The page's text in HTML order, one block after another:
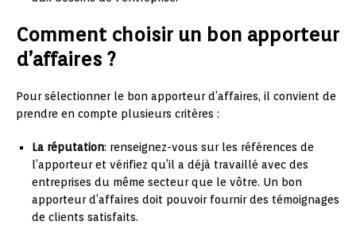
Comment choisir un bon apporteur
d’affaires ?
Pour sélectionner le bon apporteur d’affaires, il convient de
prendre en compte plusieurs critères :
La réputation: renseignez-vous sur les références de
l’apporteur et vérifiez qu’il a déjà travaillé avec des
entreprises du même secteur que le vôtre. Un bon
apporteur d’affaires doit pouvoir fournir des témoignages
de clients satisfaits.